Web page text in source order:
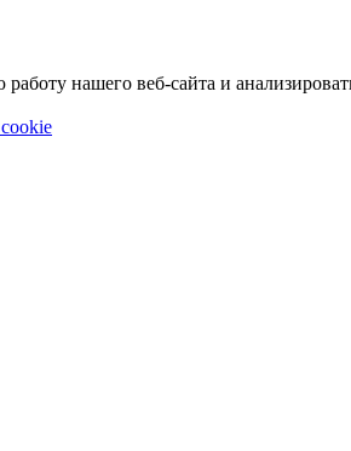
нашего веб-сайта и